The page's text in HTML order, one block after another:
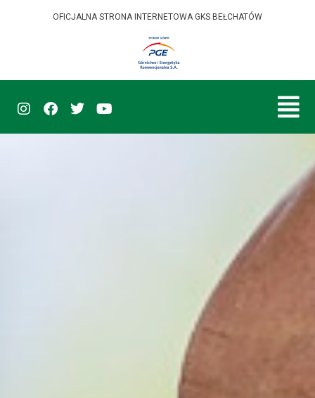
OFICJALNA STRONA INTERNETOWA GKS BEŁCHATÓW